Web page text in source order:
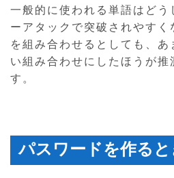
一般的に使われる単語はどう
ーアタックで突破されやす
を組み合わせるとしても、
い組み合わせにしたほうが推
す。
パスワードを作る